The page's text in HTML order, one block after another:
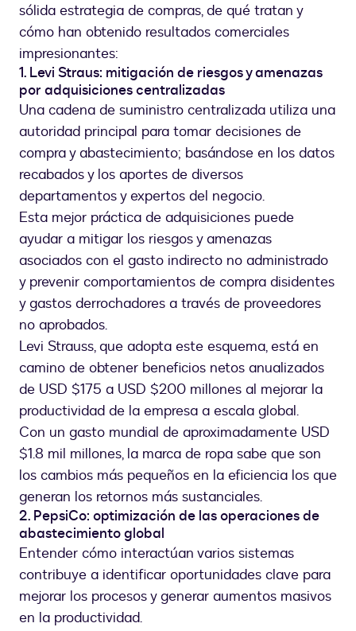
sólida estrategia de compras, de qué tratan y
cómo han obtenido resultados comerciales
impresionantes:
1. Levi Straus: mitigación de riesgos y amenazas
por adquisiciones centralizadas
Una cadena de suministro centralizada utiliza una
autoridad principal para tomar decisiones de
compra y abastecimiento; basándose en los datos
recabados y los aportes de diversos
departamentos y expertos del negocio.
Esta mejor práctica de adquisiciones puede
ayudar a mitigar los riesgos y amenazas
asociados con el gasto indirecto no administrado
y prevenir comportamientos de compra disidentes
y gastos derrochadores a través de proveedores
no aprobados.
Levi Strauss, que adopta este esquema, está en
camino de obtener beneficios netos anualizados
de USD $175 a USD $200 millones al mejorar la
productividad de la empresa a escala global.
Con un gasto mundial de aproximadamente USD
$1.8 mil millones, la marca de ropa sabe que son
los cambios más pequeños en la eficiencia los que
generan los retornos más sustanciales.
2. PepsiCo: optimización de las operaciones de
abastecimiento global
Entender cómo interactúan varios sistemas
contribuye a identificar oportunidades clave para
mejorar los procesos y generar aumentos masivos
en la productividad.